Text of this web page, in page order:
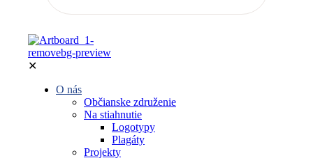
✕
O nás
Občianske združenie
Na stiahnutie
Logotypy
Plagáty
Projekty